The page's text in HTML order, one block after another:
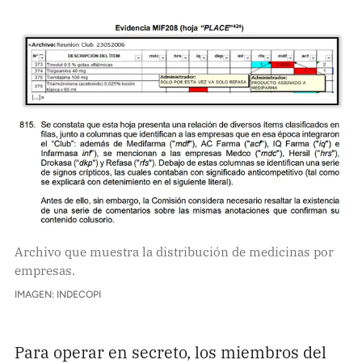
Archivo que muestra la distribución de medicinas por
empresas.
IMAGEN: INDECOPI
Para operar en secreto, los miembros del